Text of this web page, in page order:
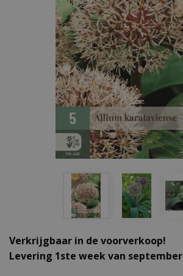
Verkrijgbaar in de voorverkoop!
Levering 1ste week van september